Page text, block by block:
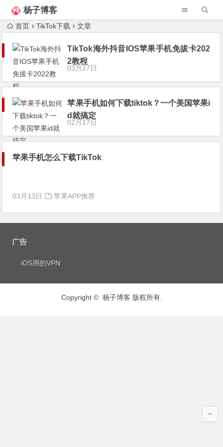
杨子博客
首页 TikTok下载 文章
TikTok海外抖音IOS苹果手机免拔卡202
2教程
03月27日
苹果手机如何下载tiktok？一个美国苹果i
d就搞定
02月17日
苹果手机怎么下载TikTok
03月13日 苹果APP推荐
广告
iOS用的VPN
Copyright © 杨子博客 版权所有.